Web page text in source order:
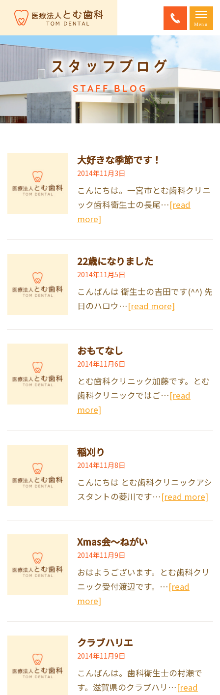
スタッフブログ
STAFF BLOG
大好きな季節です！
2014年11月3日
こんにちは。一宮市とむ歯科クリニ
ック歯科衛生士の長尾…[read
more]
22歳になりました
2014年11月5日
こんばんは 衛生士の吉田です(^^) 先
日のハロウ…[read more]
おもてなし
2014年11月6日
とむ歯科クリニック加藤です。とむ
歯科クリニックではご…[read
more]
稲刈り
2014年11月8日
こんにちは とむ歯科クリニックアシ
スタントの菱川です…[read more]
Xmas会～ねがい
2014年11月9日
おはようございます。とむ歯科クリ
ニック受付渡辺です。…[read
more]
クラブハリエ
2014年11月9日
こんばんは。歯科衛生士の村瀬で
す。滋賀県のクラブハリ…[read